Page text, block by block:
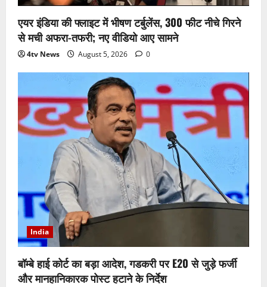
एयर इंडिया की फ्लाइट में भीषण टर्बुलेंस, 300 फीट नीचे गिरने
से मची अफरा-तफरी; नए वीडियो आए सामने
4tv News August 5, 2026 0
India
बॉम्बे हाई कोर्ट का बड़ा आदेश, गडकरी पर E20 से जुड़े फर्जी
और मानहानिकारक पोस्ट हटाने के निर्देश